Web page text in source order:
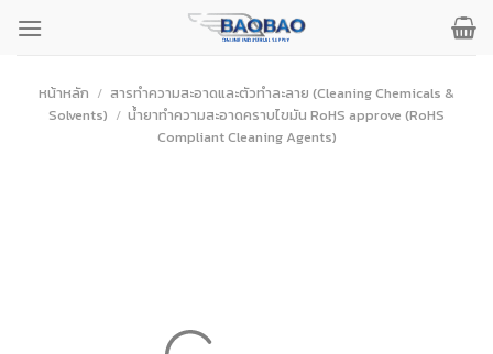
เนื้อหาหน้าหลัก / สารทำความสะอาดและตัวทำละลาย (Cleaning Chemicals &
Solvents) / น้ำยาทำความสะอาดคราบไขมัน RoHS approve (RoHS
Compliant Cleaning Agents)